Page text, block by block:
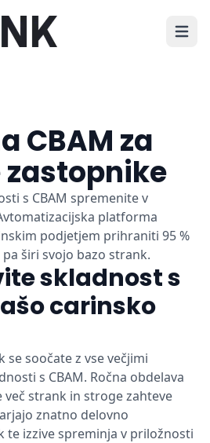
CBAM za
s CBAM spremenite v
platforma
podjetjem prihraniti 95 %
širi svojo bazo strank.
skladnost s
carinsko
soočate z vse večjimi
s CBAM. Ročna obdelava
strank in stroge zahteve
znatno delovno
te izzive spreminja v priložnosti